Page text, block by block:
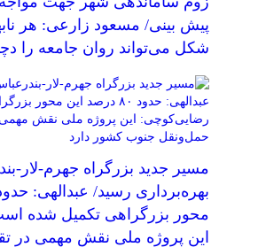
پیش بینی/ مسعود زارعی: هر
شکل می‌تواند روان جامعه را
مسیر جدید بزرگراه جهرم-لار-
محور بزرگراهی تکمیل شده
این پروژه ملی نقش مهمی در